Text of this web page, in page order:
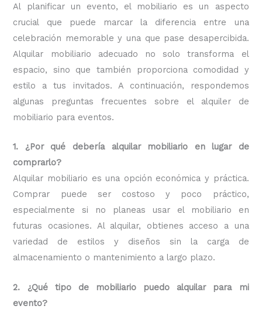
Al planificar un evento, el mobiliario es un aspecto
crucial que puede marcar la diferencia entre una
celebración memorable y una que pase desapercibida.
Alquilar mobiliario adecuado no solo transforma el
espacio, sino que también proporciona comodidad y
estilo a tus invitados. A continuación, respondemos
algunas preguntas frecuentes sobre el alquiler de
mobiliario para eventos.
1. ¿Por qué debería alquilar mobiliario en lugar de
comprarlo?
Alquilar mobiliario es una opción económica y práctica.
Comprar puede ser costoso y poco práctico,
especialmente si no planeas usar el mobiliario en
futuras ocasiones. Al alquilar, obtienes acceso a una
variedad de estilos y diseños sin la carga de
almacenamiento o mantenimiento a largo plazo.
2. ¿Qué tipo de mobiliario puedo alquilar para mi
evento?